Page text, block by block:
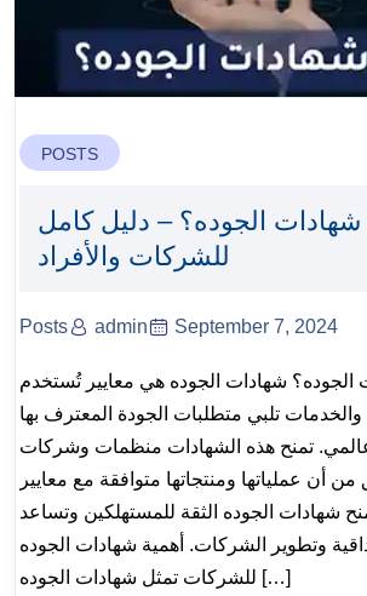
POSTS
الجوده؟ – دليل كامل
للشركات والأفراد
Posts admin September 7, 2024
الجوده؟ شهادات الجوده هي معايير تُستخدم
تلبي متطلبات الجودة المعترف بها
تمنح هذه الشهادات منظمات وشركات
أن عملياتها ومنتجاتها متوافقة مع معايير
شهادات الجوده الثقة للمستهلكين وتساعد
وتطوير الشركات. أهمية شهادات الجوده
للشركات تمثل شهادات الجوده […]